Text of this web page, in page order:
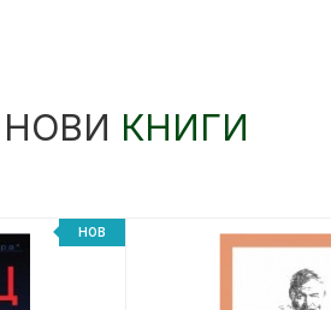
НОВИ КНИГИ
НОВ